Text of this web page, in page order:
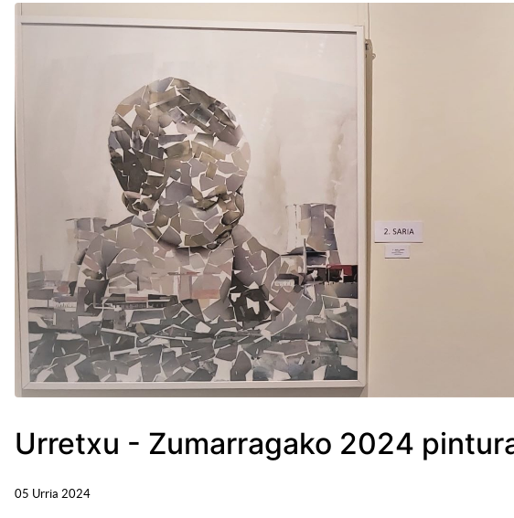
Urretxu - Zumarragako 2024
05 Urria 2024